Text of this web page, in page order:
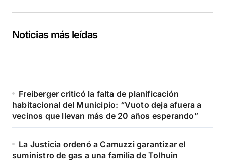
Noticias más leídas
Freiberger criticó la falta de planificación
habitacional del Municipio: “Vuoto deja afuera a
vecinos que llevan más de 20 años esperando”
La Justicia ordenó a Camuzzi garantizar el
suministro de gas a una familia de Tolhuin